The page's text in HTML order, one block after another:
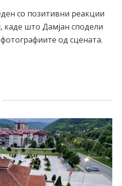
со позитивни реакции
каде што Дамјан сподели
од сцената.